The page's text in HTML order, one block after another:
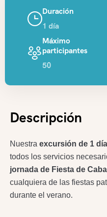
Duración
1 día
Máximo
participantes
50
Descripción
Nuestra excursión de 1 día
todos los servicios
jornada de Fiesta de
cualquiera de las fiestas
durante el verano.